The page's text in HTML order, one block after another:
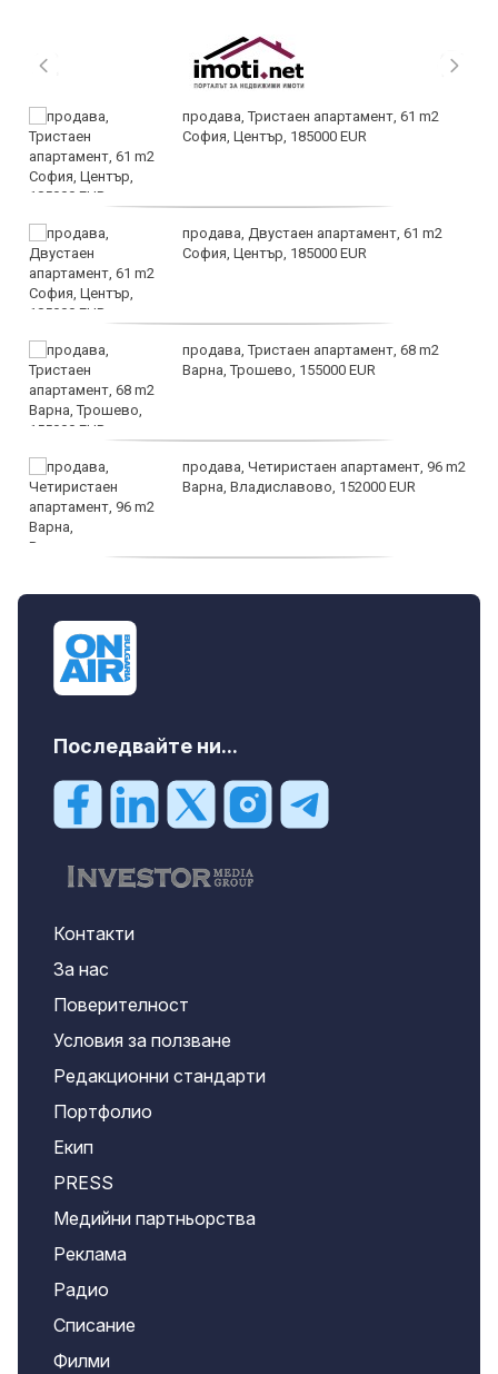
продава, Тристаен апартамент, 61 m2
София, Център, 185000 EUR
продава, Двустаен апартамент, 61 m2
София, Център, 185000 EUR
продава, Тристаен апартамент, 68 m2
Варна, Трошево, 155000 EUR
продава, Четиристаен апартамент, 96 m2
Варна, Владиславово, 152000 EUR
Последвайте ни...
Контакти
За нас
Поверителност
Условия за ползване
Редакционни стандарти
Портфолио
Екип
PRESS
Медийни партньорства
Реклама
Радио
Списание
Филми